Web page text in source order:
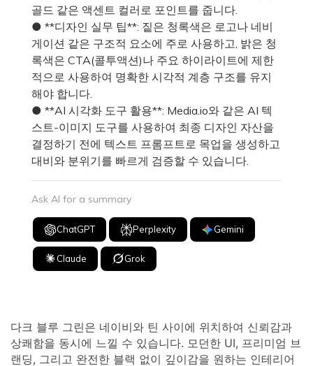
골드 같은 액센트 컬러로 포인트를 줍니다.
● **디자인 실무 팁**: 짙은 청록색은 로고나 네비
게이션 같은 구조적 요소에 주로 사용하고, 밝은 청
록색은 CTA(콜투액션)나 주요 하이라이트에 제한
적으로 사용하여 명확한 시각적 계층 구조를 유지
해야 합니다.
● **AI 시각화 도구 활용**: Media.io와 같은 AI 텍
스트-이미지 도구를 사용하여 최종 디자인 자산을
결정하기 전에 텍스트 프롬프트로 목업을 생성하고
대비와 분위기를 빠르게 검증할 수 있습니다.
Ask AI for a summary
ChatGPT Perplexity Gemini
Claude Grok
다크 블루 그린은 네이비와 틴 사이에 위치하여 신뢰감과
상쾌함을 동시에 느낄 수 있습니다. 모던한 UI, 프리미엄 브
랜딩, 그리고 완전한 블랙 없이 깊이감을 원하는 인테리어